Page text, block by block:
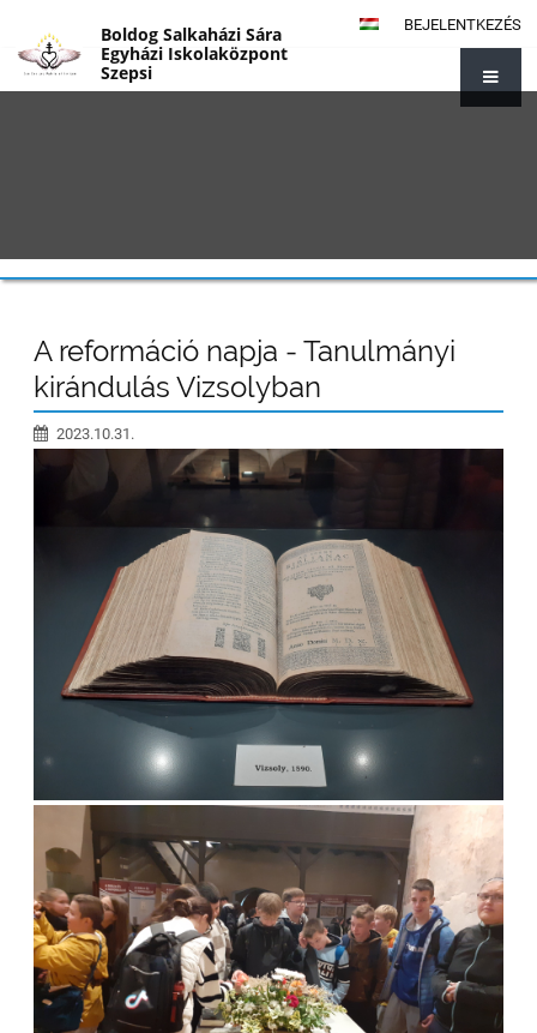
BEJELENTKEZÉS
Boldog Salkaházi Sára
Egyházi Iskolaközpont
Szepsi
A reformáció napja - Tanulmányi
kirándulás Vizsolyban
2023.10.31.